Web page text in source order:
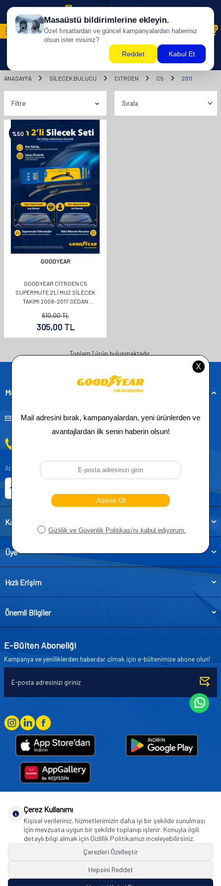
500 TL ÜZERİ KARGO BİZDEN !
0
ANASAYFA SILECEK BULUCU CITROEN C5 2011
Filtre
%50
GOODYEAR
GOODYEAR CITROEN C5
SUPERMUTE 2'LI MUZ SILECEK
TAKIMI 2008-2017 SEDAN
610,00TL
305,00TL
Toplam1ürün bulunmaktadır.
Müşteri Hizmetleri
musteridestek@goodyearotoaksesuar.com.tr
Atatürk, Kıraç Mevkii, Orhan Veli Cd. D:No:19, 34522 Esenyurt/İstanbul
Kategoriler
Üye
Hızlı Erişim
Önemli Bilgiler
E-Bülten Aboneliği
Kampanya ve yeniliklerden haberdar olmak için e-bültenimize abone olun!
Goodyear (and Winged Foot Design) are trademarks of or licensed to The Goodyear
Tire & Rubber Company used under license by Basbug Group Company,
Istanbul/Türkiye. © 2026 The Goodyear Tire & Rubber Company.
Çerez Kullanımı
Kişisel verileriniz, hizmetlerimizin daha iyi bir şekilde sunulması
için mevzuata uygun bir şekilde toplanıp işlenir. Konuyla ilgili
detaylı bilgi almak için Gizlilik Politikamızı inceleyebilirsiniz.
Çerezleri Özelleştir
Hepsini Reddet